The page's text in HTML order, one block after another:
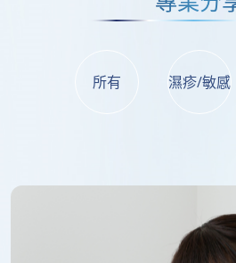
所有 濕疹/敏感